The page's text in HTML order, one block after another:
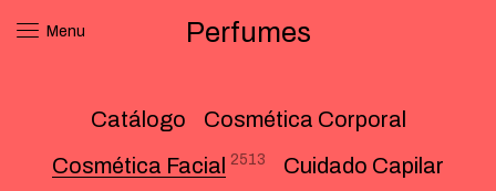
Menu Perfumes
Catálogo
Cosmética Corporal
Cosmética Facial 2513
Cuidado Capilar